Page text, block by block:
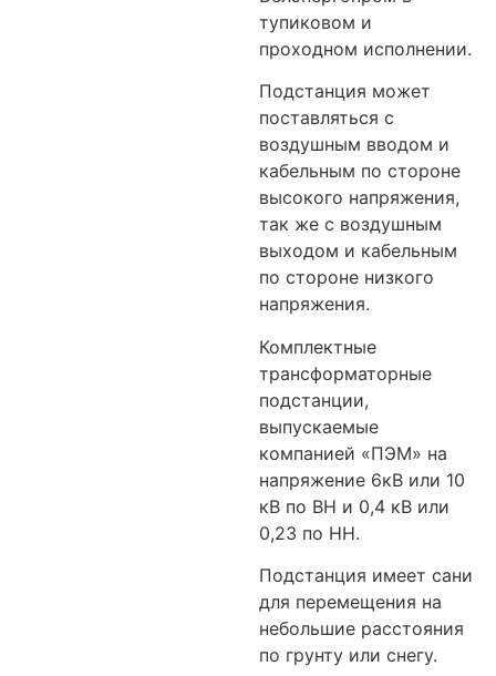
тупиковом и
проходном исполнении.
Подстанция может
поставляться с
воздушным вводом и
кабельным по стороне
высокого напряжения,
так же с воздушным
выходом и кабельным
по стороне низкого
напряжения.
Комплектные
трансформаторные
подстанции,
выпускаемые
компанией «ПЭМ» на
напряжение 6кВ или 10
кВ по ВН и 0,4 кВ или
0,23 по НН.
Подстанция имеет сани
для перемещения на
небольшие расстояния
по грунту или снегу.